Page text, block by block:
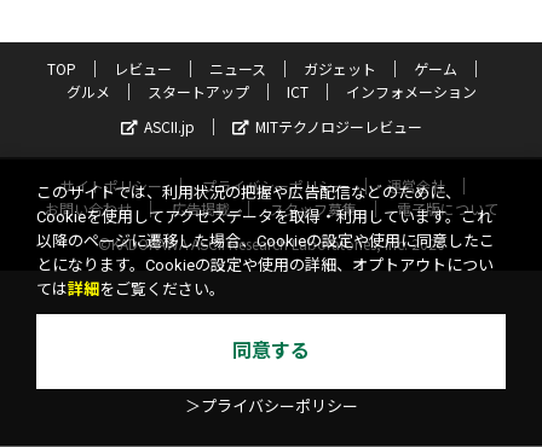
TOP レビュー ニュース ガジェット
ゲーム
グルメ
スタートアップ ICT
インフォメーション
ASCII.jp
MITテクノロジーレビュー
サイトポリシー プライバシーポリシー
運営会社
お問い合わせ
広告掲載 スタッフ募集
電子版について
©KADOKAWA ASCII Research Laboratories, Inc. 2026
このサイトでは、利用状況の把握や広告配信などのために、
Cookieを使用してアクセスデータを取得・利用しています。これ
以降のページに遷移した場合、Cookieの設定や使用に同意したこ
とになります。Cookieの設定や使用の詳細、オプトアウトについ
ては詳細 をご覧ください。
同意する
＞プライバシーポリシー